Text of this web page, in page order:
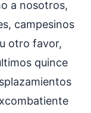
a nosotros,
campesinos
otro favor,
quince